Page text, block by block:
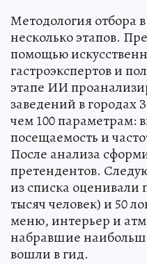
Методология отбора
несколько этапов.
помощью
гастроэкспертов и
этапе ИИ
заведений в городах
чем 100 параметрам:
посещаемость и
После анализа
претендентов.
из списка оценивали
тысяч человек) и 50
меню, интерьер и
набравшие
вошли в гид.